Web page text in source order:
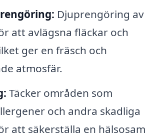
Djuprengöring av
att avlägsna fläckar och
ger en fräsch och
atmosfär.
Täcker områden som
och andra skadliga
att säkerställa en hälsosam